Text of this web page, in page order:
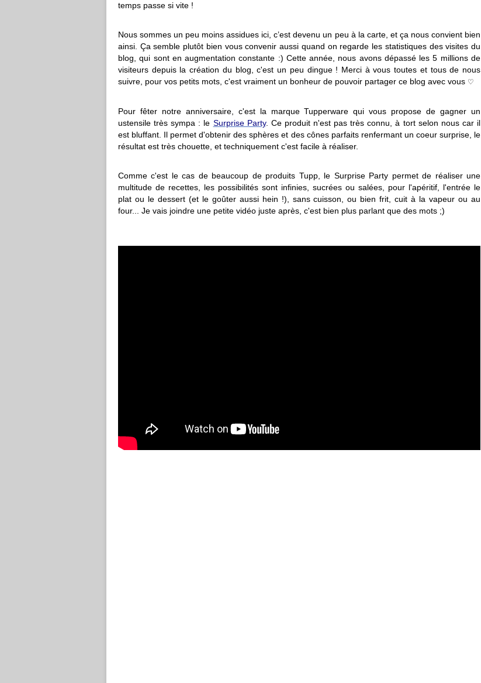
temps passe si vite !
Nous sommes un peu moins assidues ici, c’est devenu un peu à la carte, et ça nous convient bien
ainsi. Ça semble plutôt bien vous convenir aussi quand on regarde les statistiques des visites du
blog, qui sont en augmentation constante :) Cette année, nous avons dépassé les 5 millions de
visiteurs depuis la création du blog, c'est un peu dingue ! Merci à vous toutes et tous de nous
suivre, pour vos petits mots, c'est vraiment un bonheur de pouvoir partager ce blog avec vous ♡
Pour fêter notre anniversaire, c'est la marque Tupperware qui vous propose de gagner un
ustensile très sympa : le Surprise Party. Ce produit n'est pas très connu, à tort selon nous car il
est bluffant. Il permet d'obtenir des sphères et des cônes parfaits renfermant un coeur surprise, le
résultat est très chouette, et techniquement c'est facile à réaliser.
Comme c'est le cas de beaucoup de produits Tupp, le Surprise Party permet de réaliser une
multitude de recettes, les possibilités sont infinies, sucrées ou salées, pour l'apéritif, l'entrée le
plat ou le dessert (et le goûter aussi hein !), sans cuisson, ou bien frit, cuit à la vapeur ou au
four... Je vais joindre une petite vidéo juste après, c'est bien plus parlant que des mots ;)